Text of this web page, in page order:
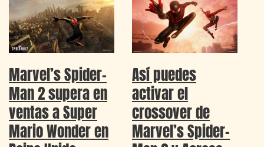
Marvel’s Spider-
Man 2 supera en
ventas a Super
Mario Wonder en
Así puedes
activar el
crossover de
Marvel’s Spider-